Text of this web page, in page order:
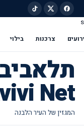
s
צרכנות בילוי
Net